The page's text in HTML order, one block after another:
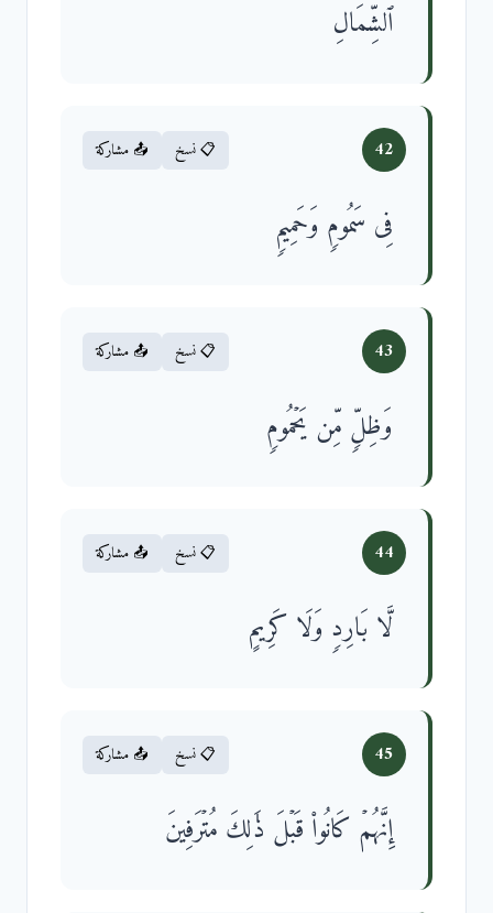
ٱلشِّمَالِ
42 📋 نسخ 📤 مشاركة
فِی سَمُومࣲ وَحَمِیمࣲ
43 📋 نسخ 📤 مشاركة
وَظِلࣲّ مِّن یَحۡمُومࣲ
44 📋 نسخ 📤 مشاركة
لَّا بَارِدࣲ وَلَا كَرِیمٍ
45 📋 نسخ 📤 مشاركة
إِنَّهُمۡ كَانُوا۟ قَبۡلَ ذَ ٰ⁠لِكَ مُتۡرَفِینَ